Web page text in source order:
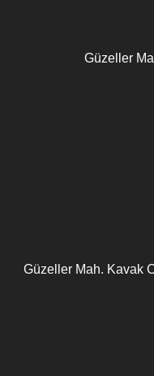
Güzeller
Güzeller Mah. Kavak